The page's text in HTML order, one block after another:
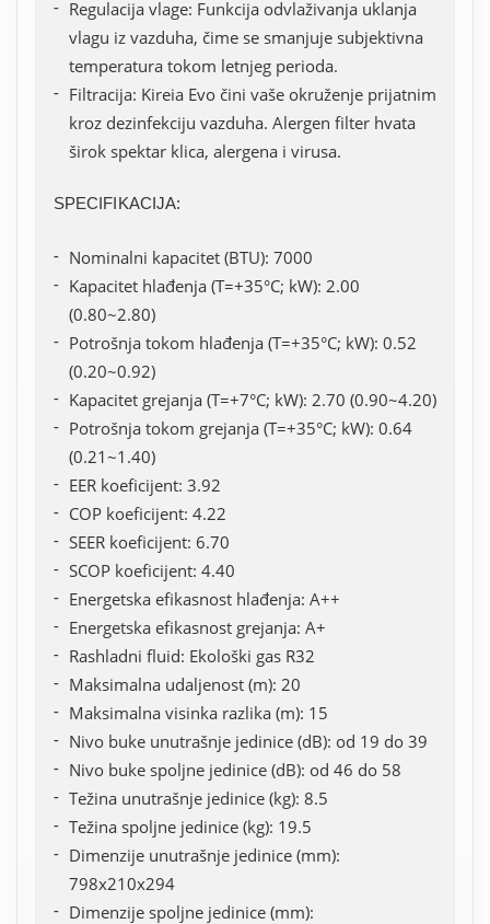
Regulacija vlage: Funkcija odvlaživanja uklanja
vlagu iz vazduha, čime se smanjuje subjektivna
temperatura tokom letnjeg perioda.
Filtracija: Kireia Evo čini vaše okruženje prijatnim
kroz dezinfekciju vazduha. Alergen filter hvata
širok spektar klica, alergena i virusa.
SPECIFIKACIJA:
Nominalni kapacitet (BTU): 7000
Kapacitet hlađenja (T=+35°C; kW): 2.00
(0.80~2.80)
Potrošnja tokom hlađenja (T=+35°C; kW): 0.52
(0.20~0.92)
Kapacitet grejanja (T=+7°C; kW): 2.70 (0.90~4.20)
Potrošnja tokom grejanja (T=+35°C; kW): 0.64
(0.21~1.40)
EER koeficijent: 3.92
COP koeficijent: 4.22
SEER koeficijent: 6.70
SCOP koeficijent: 4.40
Energetska efikasnost hlađenja: A++
Energetska efikasnost grejanja: A+
Rashladni fluid: Ekološki gas R32
Maksimalna udaljenost (m): 20
Maksimalna visinka razlika (m): 15
Nivo buke unutrašnje jedinice (dB): od 19 do 39
Nivo buke spoljne jedinice (dB): od 46 do 58
Težina unutrašnje jedinice (kg): 8.5
Težina spoljne jedinice (kg): 19.5
Dimenzije unutrašnje jedinice (mm):
798x210x294
Dimenzije spoljne jedinice (mm):